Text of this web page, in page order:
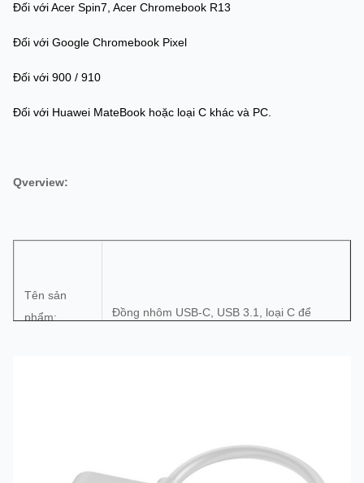
Đối với Acer Spin7, Acer Chromebook R13
Đối với Google Chromebook Pixel
Đối với 900 / 910
Đối với Huawei MateBook hoặc loại C khác và PC.
Qverview:
Tên sản
phẩm:
Đồng nhôm USB-C, USB 3.1, loại C để